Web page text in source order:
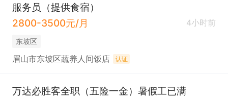
服务员（提供食宿）
2800-3500元/月
4小时前
东坡区
眉山市东坡区蔬养人间饭店 认证
万达必胜客全职（五险一金）暑假工已满